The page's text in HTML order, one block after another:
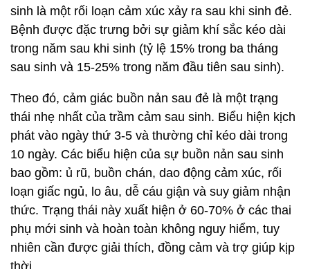
sinh là một rối loạn cảm xúc xảy ra sau khi sinh đẻ.
Bệnh được đặc trưng bởi sự giảm khí sắc kéo dài
trong năm sau khi sinh (tỷ lệ 15% trong ba tháng
sau sinh và 15-25% trong năm đầu tiên sau sinh).
Theo đó, cảm giác buồn nản sau đẻ là một trạng
thái nhẹ nhất của trầm cảm sau sinh. Biểu hiện kịch
phát vào ngày thứ 3-5 và thường chỉ kéo dài trong
10 ngày. Các biểu hiện của sự buồn nản sau sinh
bao gồm: ủ rũ, buồn chán, dao động cảm xúc, rối
loạn giấc ngủ, lo âu, dễ cáu giận và suy giảm nhận
thức. Trạng thái này xuất hiện ở 60-70% ở các thai
phụ mới sinh và hoàn toàn không nguy hiểm, tuy
nhiên cần được giải thích, đồng cảm và trợ giúp kịp
thời.